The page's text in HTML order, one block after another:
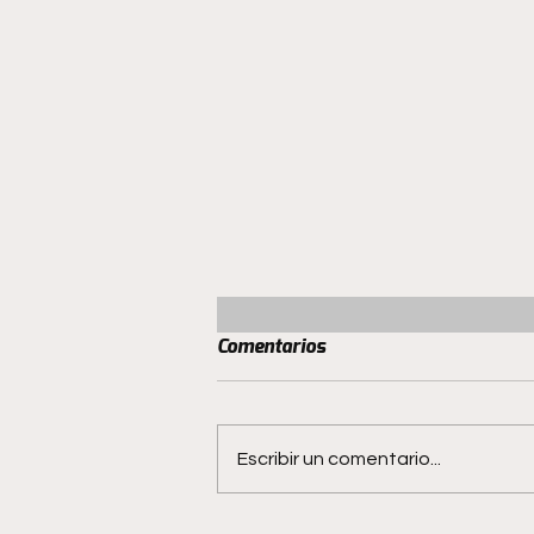
Comentarios
Escribir un comentario...